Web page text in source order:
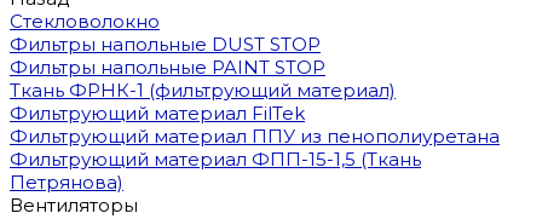
Стекловолокно
Фильтры напольные DUST STOP
Фильтры напольные PAINT STOP
Ткань ФРНК-1 (фильтрующий материал)
Фильтрующий материал FilTek
Фильтрующий материал ППУ из пенополиуретана
Фильтрующий материал ФПП-15-1,5 (Ткань
Петрянова)
Вентиляторы